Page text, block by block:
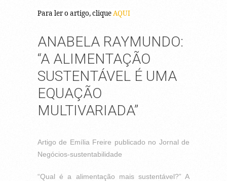
Para ler o artigo, cliqueAQUI
ANABELA RAYMUNDO:
“A ALIMENTAÇÃO
SUSTENTÁVEL É UMA
EQUAÇÃO
MULTIVARIADA”
Artigo de Emília Freire publicado no Jornal de
Negócios-sustentabilidade
“Qual é a alimentação mais sustentável?” A